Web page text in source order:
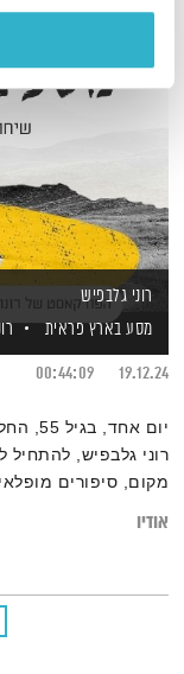
רוני גלבפיש
מסע בארץ פראית
19.12.24
00:44:09
יום
רוני גלבפיש,
מקום, סיפורים
אודיו